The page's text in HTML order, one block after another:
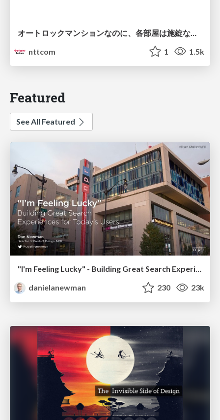
nttcom
1 1.5k
Featured
See All Featured
"I'm Feeling Lucky" - Building Great Search Experiences for Today's Users (#IAC19)
danielanewman
230 23k